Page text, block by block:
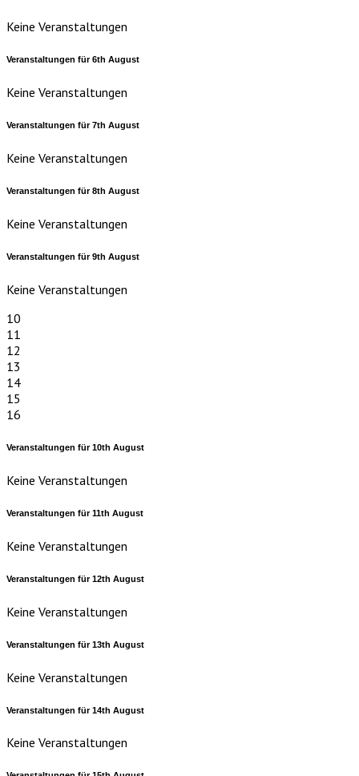
Keine Veranstaltungen
Veranstaltungen für6th August
Keine Veranstaltungen
Veranstaltungen für7th August
Keine Veranstaltungen
Veranstaltungen für8th August
Keine Veranstaltungen
Veranstaltungen für9th August
Keine Veranstaltungen
10
11
12
13
14
15
16
Veranstaltungen für10th August
Keine Veranstaltungen
Veranstaltungen für11th August
Keine Veranstaltungen
Veranstaltungen für12th August
Keine Veranstaltungen
Veranstaltungen für13th August
Keine Veranstaltungen
Veranstaltungen für14th August
Keine Veranstaltungen